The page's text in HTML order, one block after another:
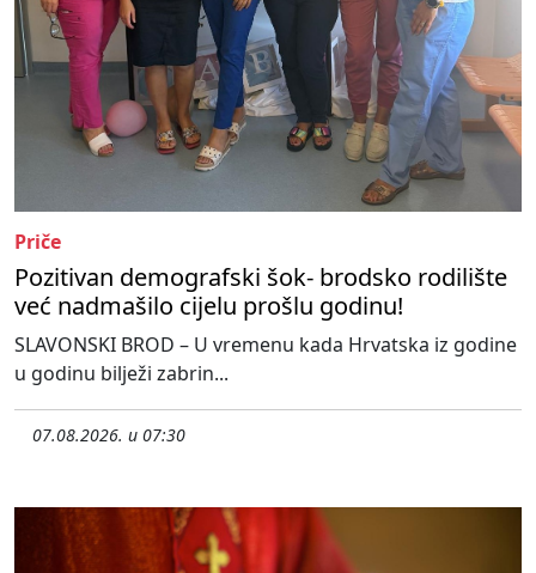
Priče
Pozitivan demografski šok- brodsko rodilište
već nadmašilo cijelu prošlu godinu!
SLAVONSKI BROD – U vremenu kada Hrvatska iz godine
u godinu bilježi zabrin...
07.08.2026. u 07:30